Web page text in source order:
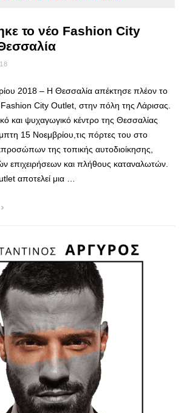
το νέο Fashion City
2018 – Η Θεσσαλία απέκτησε πλέον το
City Outlet, στην πόλη της Λάρισας.
και ψυχαγωγικό κέντρο της Θεσσαλίας
15 Νοεμβρίου,τις πόρτες του στο
της τοπικής αυτοδιοίκησης,
επιχειρήσεων και πλήθους καταναλωτών.
αποτελεί μια …